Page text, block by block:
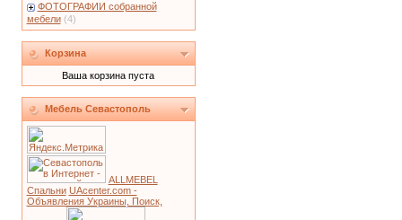
ФОТОГРАФИИ собранной
мебели (4)
Корзина
Ваша корзина пуста
Мебель Севастополь
ALLMEBEL
Спальни UAcenter.com -
Объявления Украины, Поиск,